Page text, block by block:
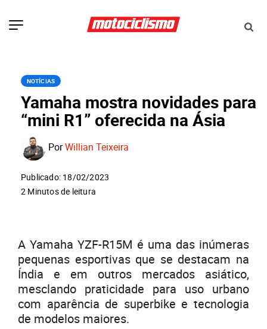
NOTÍCIAS
Yamaha mostra novidades para
“mini R1” oferecida na Ásia
PorWillian Teixeira
Publicado: 18/02/2023
2 Minutos de leitura
A Yamaha YZF-R15M é uma das inúmeras
pequenas esportivas que se destacam na
Índia e em outros mercados asiático,
mesclando praticidade para uso urbano
com aparência de superbike e tecnologia
de modelos maiores.